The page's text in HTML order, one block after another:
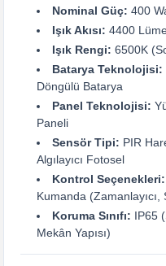
Nominal Güç: 400
Işık Akısı: 4400
Işık Rengi: 6500K
Batarya Teknolojisi:
Döngülü Batarya
Panel Teknolojisi:
Paneli
Sensör Tipi: PIR
Algılayıcı Fotosel
Kontrol Seçenekleri:
Kumanda
Koruma Sınıfı: IP65
Mekân Yapısı)